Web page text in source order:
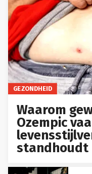
GEZONDHEID
Waarom
Ozempic
standhoudt